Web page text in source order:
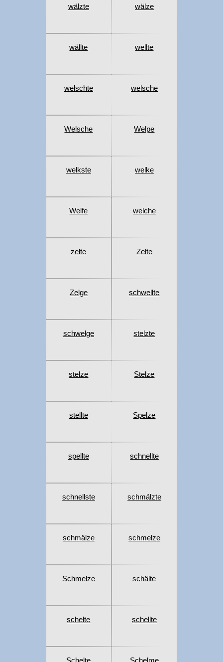
wälzte wälze
wällte wellte
welschte welsche
Welsche Welpe
welkste welke
Welfe welche
zelte Zelte
Zelge schwellte
schwelge stelzte
stelze Stelze
stellte Spelze
spellte schnellte
schnellste schmälzte
schmälze schmelze
Schmelze schälte
schelte schellte